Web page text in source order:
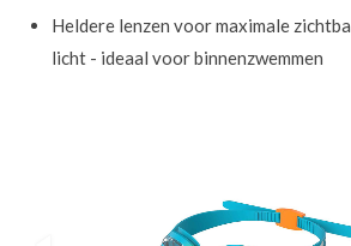
Heldere lenzen voor maximale
licht - ideaal voor binnenzwemmen